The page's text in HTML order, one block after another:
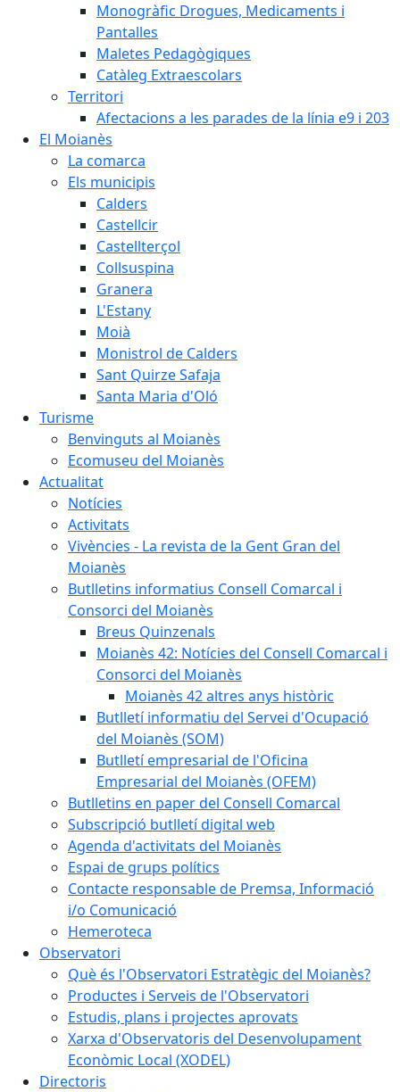
Monogràfic Drogues, Medicaments i
Pantalles
Maletes Pedagògiques
Catàleg Extraescolars
Territori
Afectacions a les parades de la línia e9 i 203
El Moianès
La comarca
Els municipis
Calders
Castellcir
Castellterçol
Collsuspina
Granera
L'Estany
Moià
Monistrol de Calders
Sant Quirze Safaja
Santa Maria d'Oló
Turisme
Benvinguts al Moianès
Ecomuseu del Moianès
Actualitat
Notícies
Activitats
Vivències - La revista de la Gent Gran del
Moianès
Butlletins informatius Consell Comarcal i
Consorci del Moianès
Breus Quinzenals
Moianès 42: Notícies del Consell Comarcal i
Consorci del Moianès
Moianès 42 altres anys històric
Butlletí informatiu del Servei d'Ocupació
del Moianès (SOM)
Butlletí empresarial de l'Oficina
Empresarial del Moianès (OFEM)
Butlletins en paper del Consell Comarcal
Subscripció butlletí digital web
Agenda d'activitats del Moianès
Espai de grups polítics
Contacte responsable de Premsa, Informació
i/o Comunicació
Hemeroteca
Observatori
Què és l'Observatori Estratègic del Moianès?
Productes i Serveis de l'Observatori
Estudis, plans i projectes aprovats
Xarxa d'Observatoris del Desenvolupament
Econòmic Local (XODEL)
Directoris